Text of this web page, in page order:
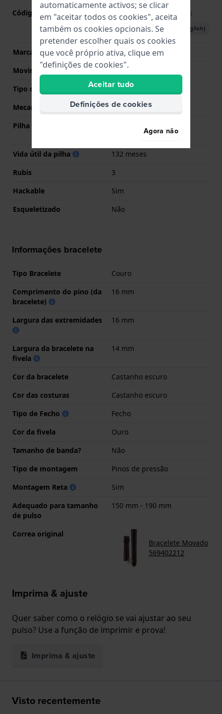
Código do movimento nº 901.001 Ver especificações )
Descarregar o manual (English)
Marca de movimento
ETA
Movimento suíço
Sim
Tipo de Mostrador
Analógico
Mecanismo
Quartzo
Pilha
Vida útil da pilha
132 meses
Rubis
3
Hackable
Sim
Esqueletizado
Não
Informações bracelete
Tipo Bracelete
Couro
Comprimento do pino (da
bracelete)
16 mm
Largura das extremidades 16 mm
Largura da bracelete na
fivela
14 mm
Cor da bracelete
Castanho escuro
Cor das costuras
Castanho escuro
Tipo de Fecho
Fecho
Cor da fivela
Ouro
Tamanho de banda?
Não
Tipo de montagem
Pinos de pressão
Montagem Reta
Sim
Adequado para tamanho
de pulso
150 mm - 190 mm
Correa original
Bracelete Movado
569402212
Imprima & ajuste
Quer saber como o relógio se vai ajustar ao seu
pulso? Use a função de imprimir e prova!
Imprima & ajuste
Visto recentemente
automaticamente activos; se clicar
em "aceitar todos os cookies", aceita
também os cookies opcionais. Se
pretender escolher quais os cookies
que você próprio ativa, clique em
"definições de cookies".
Aceitar tudo
Definições de cookies
Agora não